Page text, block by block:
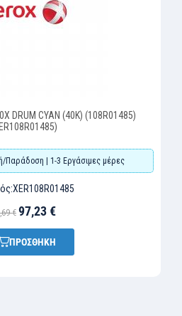
DRUM CYAN (40K) (108R01485)
Παράδοση | 1-3 Εργάσιμες μέρες
XER108R01485
€ 97,23 €
ΠΡΟΣΘΗΚΗ